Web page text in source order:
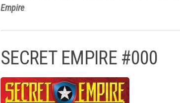
Empire.
SECRET EMPIRE #000